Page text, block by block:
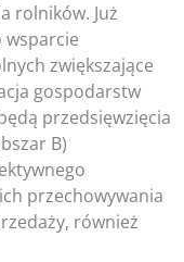
rolników. Już
wsparcie
zwiększające
gospodarstw
przedsięwzięcia
B)
przechowywania
również